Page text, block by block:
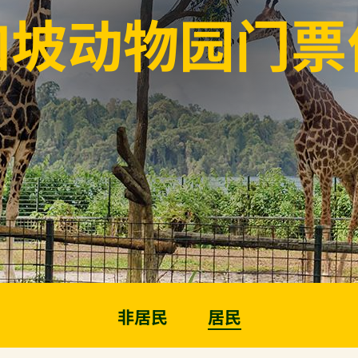
动物园门
非居民 居民